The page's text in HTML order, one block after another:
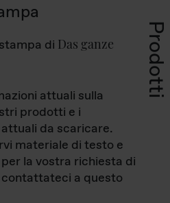
Prodotti
di Das ganze
attuali sulla
prodotti e i
da scaricare.
materiale di testo e
la vostra richiesta di
a questo